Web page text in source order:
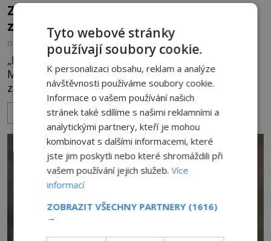
Zřícenina Trosky: Co je pravdy na
zvěstech o tajné chodbě?
OD MICHAELA HOLUBOVÁ 5.8.2026
„Budeš se smažit v horoucích peklech!“ povykuje
Markéta na o dvě generace mladší Barboru. Ta jí
za chvíli slovní palbu opětuje. První je zarytá
katolička, druhá přesvědčená kališnice. A každá z
nich se usídlí na jedné z věží slavného hradu
mezi vůdce protihusitského boje. Za manželku má
skutečně jistou
ZOBRAZIT VÍCE
Tyto webové stránky
používají soubory cookie.
K personalizaci obsahu, reklam a analýze
návštěvnosti používáme soubory cookie.
Informace o vašem používání našich
stránek také sdílíme s našimi reklamními a
analytickými partnery, kteří je mohou
kombinovat s dalšími informacemi, které
jste jim poskytli nebo které shromáždili při
vašem používání jejich služeb.Více
informací
ZOBRAZIT VŠECHNY PARTNERY (1616)
→